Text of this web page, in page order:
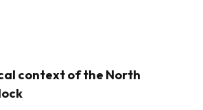
context of the North